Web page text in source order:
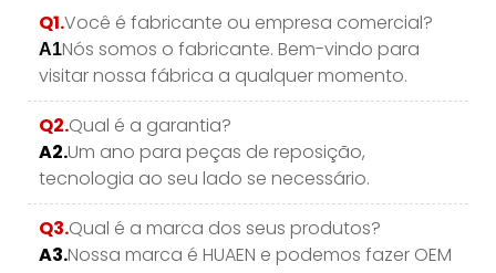
Q1.Você é fabricante ou empresa comercial?
A1Nós somos o fabricante. Bem-vindo para
visitar nossa fábrica a qualquer momento.
Q2.Qual é a garantia?
A2.Um ano para peças de reposição,
tecnologia ao seu lado se necessário.
Q3.Qual é a marca dos seus produtos?
A3.Nossa marca é HUAEN e podemos fazer OEM